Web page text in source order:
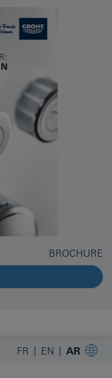
BROCHURE
AR
EN
FR